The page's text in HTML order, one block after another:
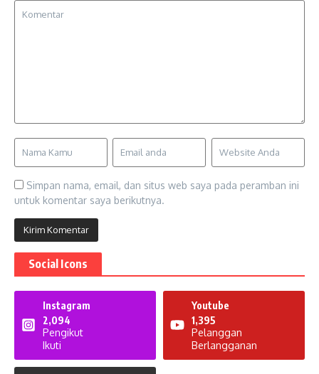
Simpan nama, email, dan situs web saya pada peramban ini
untuk komentar saya berikutnya.
Social Icons
Instagram
2,094
Pengikut
Ikuti
Youtube
1,395
Pelanggan
Berlangganan